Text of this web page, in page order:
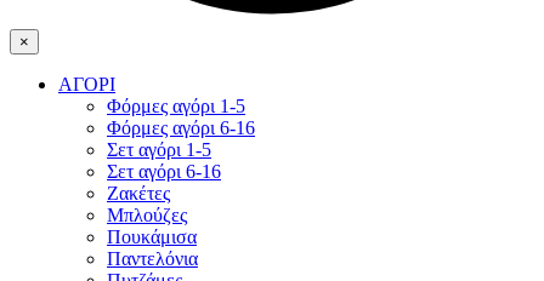
×
ΑΓΟΡΙ
Φόρμες αγόρι 1-5
Φόρμες αγόρι 6-16
Σετ αγόρι 1-5
Σετ αγόρι 6-16
Ζακέτες
Μπλούζες
Πουκάμισα
Παντελόνια